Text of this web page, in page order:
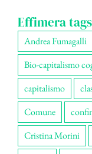
Effimera tags
Andrea Fumagalli
Bio-capitalismo
capitalismo
Comune
Cristina Morini